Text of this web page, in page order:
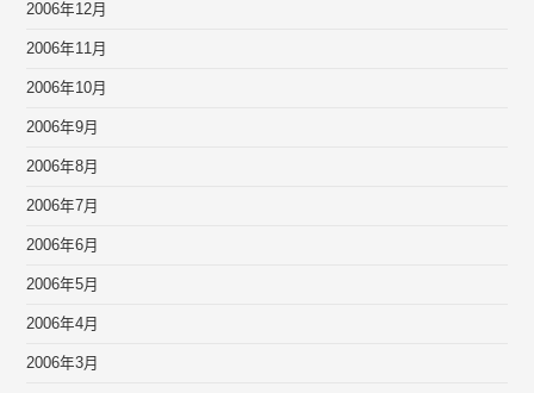
2006年12月
2006年11月
2006年10月
2006年9月
2006年8月
2006年7月
2006年6月
2006年5月
2006年4月
2006年3月